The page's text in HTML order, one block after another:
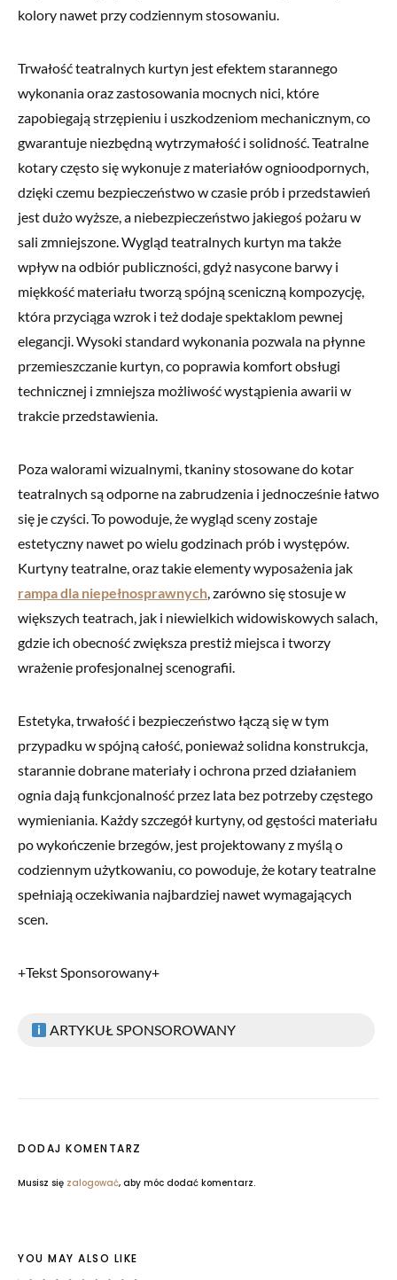
kolory nawet przy codziennym stosowaniu.
Trwałość teatralnych kurtyn jest efektem starannego
wykonania oraz zastosowania mocnych nici, które
zapobiegają strzępieniu i uszkodzeniom mechanicznym, co
gwarantuje niezbędną wytrzymałość i solidność. Teatralne
kotary często się wykonuje z materiałów ognioodpornych,
dzięki czemu bezpieczeństwo w czasie prób i przedstawień
jest dużo wyższe, a niebezpieczeństwo jakiegoś pożaru w
sali zmniejszone. Wygląd teatralnych kurtyn ma także
wpływ na odbiór publiczności, gdyż nasycone barwy i
miękkość materiału tworzą spójną sceniczną kompozycję,
która przyciąga wzrok i też dodaje spektaklom pewnej
elegancji. Wysoki standard wykonania pozwala na płynne
przemieszczanie kurtyn, co poprawia komfort obsługi
technicznej i zmniejsza możliwość wystąpienia awarii w
trakcie przedstawienia.
Poza walorami wizualnymi, tkaniny stosowane do kotar
teatralnych są odporne na zabrudzenia i jednocześnie łatwo
się je czyści. To powoduje, że wygląd sceny zostaje
estetyczny nawet po wielu godzinach prób i występów.
Kurtyny teatralne, oraz takie elementy wyposażenia jak
rampa dla niepełnosprawnych, zarówno się stosuje w
większych teatrach, jak i niewielkich widowiskowych salach,
gdzie ich obecność zwiększa prestiż miejsca i tworzy
wrażenie profesjonalnej scenografii.
Estetyka, trwałość i bezpieczeństwo łączą się w tym
przypadku w spójną całość, ponieważ solidna konstrukcja,
starannie dobrane materiały i ochrona przed działaniem
ognia dają funkcjonalność przez lata bez potrzeby częstego
wymieniania. Każdy szczegół kurtyny, od gęstości materiału
po wykończenie brzegów, jest projektowany z myślą o
codziennym użytkowaniu, co powoduje, że kotary teatralne
spełniają oczekiwania najbardziej nawet wymagających
scen.
+Tekst Sponsorowany+
ARTYKUŁ SPONSOROWANY
DODAJ KOMENTARZ
Musisz się zalogować, aby móc dodać komentarz.
YOU MAY ALSO LIKE